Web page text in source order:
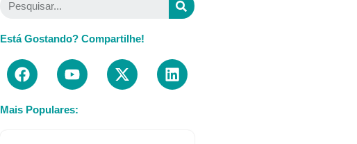
Está Gostando? Compartilhe!
Mais Populares: